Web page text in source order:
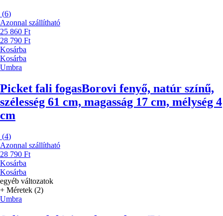
(6)
Azonnal szállítható
25 860 Ft
28 790 Ft
Kosárba
Kosárba
Umbra
Picket fali fogasBorovi fenyő, natúr színű,
szélesség 61 cm, magasság 17 cm, mélység 4
cm
(4)
Azonnal szállítható
28 790 Ft
Kosárba
Kosárba
egyéb változatok
+ Méretek (2)
Umbra